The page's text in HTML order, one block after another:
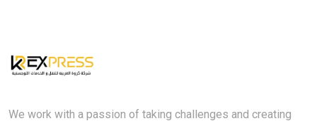
We work with a passion of taking challenges and creating